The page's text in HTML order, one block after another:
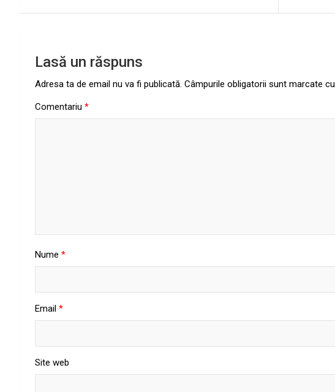
articole
Lasă un răspuns
Adresa ta de email nu va fi publicată. Câmpurile obligatorii sunt marcate cu
Comentariu *
Nume *
Email *
Site web